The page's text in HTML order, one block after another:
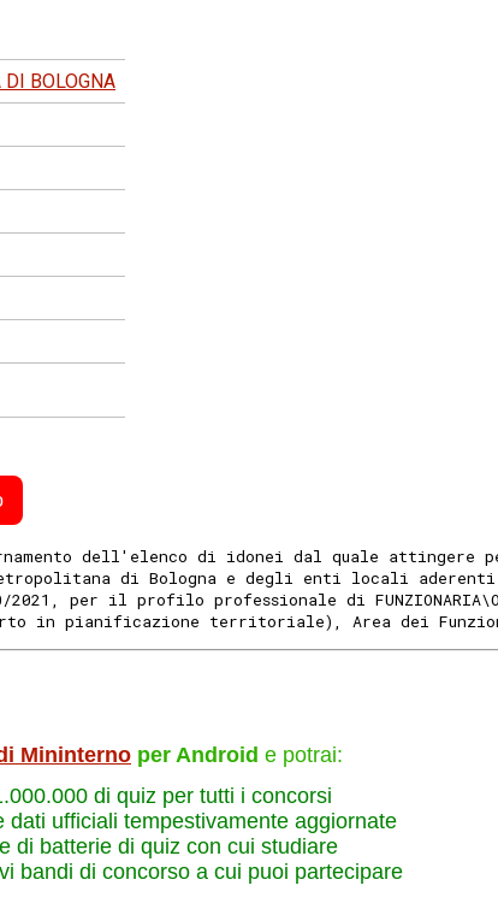
BOLOGNA
dell'elenco di idonei dal quale attingere
di Bologna e degli enti locali
per il profilo professionale di FUNZIONARIA\O
in pianificazione territoriale), Area dei
Mininterno per Android e potrai:
di quiz per tutti i concorsi
dati ufficiali tempestivamente aggiornate
di batterie di quiz con cui studiare
bandi di concorso a cui puoi partecipare